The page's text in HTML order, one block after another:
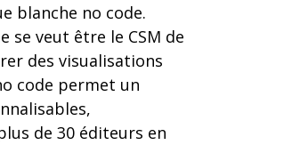
blanche no code.
veut être le CSM de
des visualisations
code permet un
de 30 éditeurs en